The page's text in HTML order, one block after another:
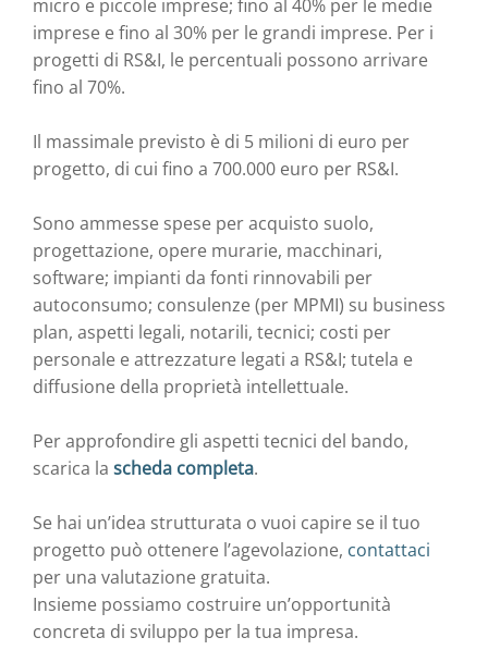
micro e piccole imprese; fino al 40% per le medie
imprese e fino al 30% per le grandi imprese. Per i
progetti di RS&I, le percentuali possono arrivare
fino al 70%.
Il massimale previsto è di 5 milioni di euro per
progetto, di cui fino a 700.000 euro per RS&I.
Sono ammesse spese per acquisto suolo,
progettazione, opere murarie, macchinari,
software; impianti da fonti rinnovabili per
autoconsumo; consulenze (per MPMI) su business
plan, aspetti legali, notarili, tecnici; costi per
personale e attrezzature legati a RS&I; tutela e
diffusione della proprietà intellettuale.
Per approfondire gli aspetti tecnici del bando,
scarica la scheda completa.
Se hai un’idea strutturata o vuoi capire se il tuo
progetto può ottenere l’agevolazione, contattaci
per una valutazione gratuita.
Insieme possiamo costruire un’opportunità
concreta di sviluppo per la tua impresa.